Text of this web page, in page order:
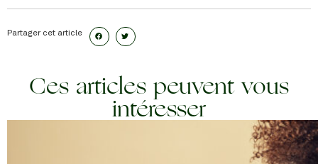
Partager cet article
Ces articles peuvent vous
intéresser